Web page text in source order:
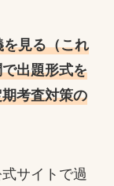
を見る（これ
出題形式を
考査対策の
サイトで過